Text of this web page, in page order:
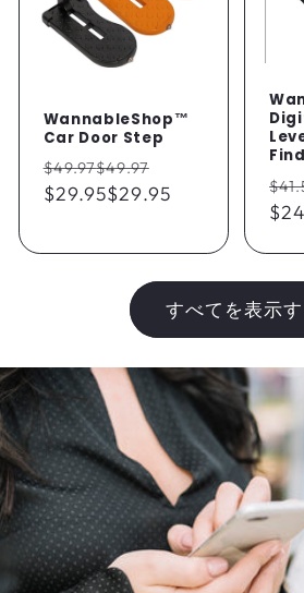
WannableShop™
Car Door Step
通
常
格
$49.97$49.97
ー
価
格
$29.95$29.95
通
常
すべてを表示